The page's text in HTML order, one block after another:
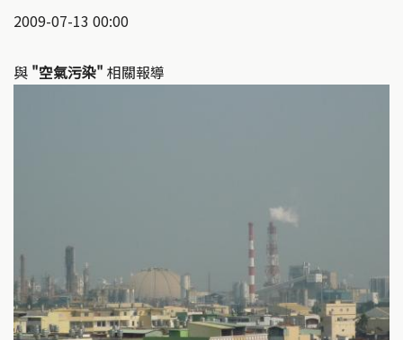
2009-07-13 00:00
與 "空氣污染" 相關報導